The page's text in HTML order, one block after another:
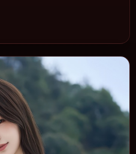
一，可作为休闲观影或类型片补